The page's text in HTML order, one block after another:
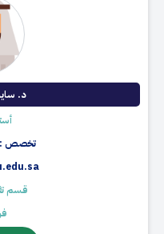
د.
تخصص
قسم